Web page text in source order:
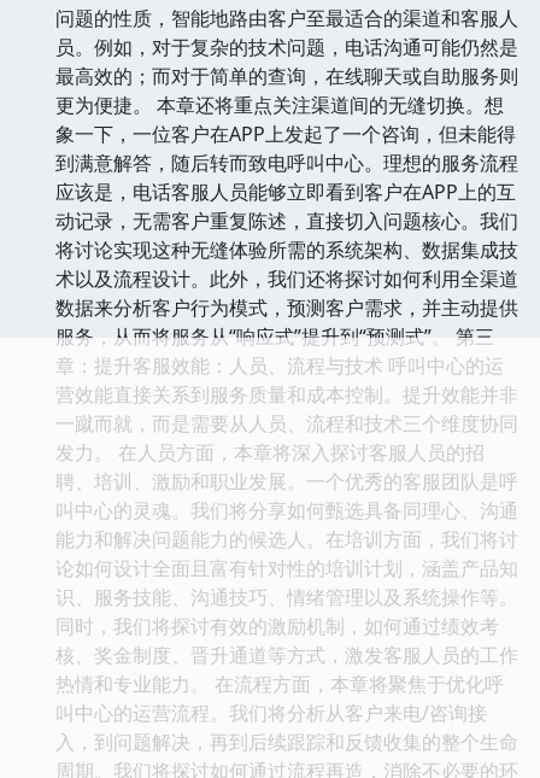
问题的性质，智能地路由客户至最适合的渠道和客服人
员。例如，对于复杂的技术问题，电话沟通可能仍然是
最高效的；而对于简单的查询，在线聊天或自助服务则
更为便捷。 本章还将重点关注渠道间的无缝切换。想
象一下，一位客户在APP上发起了一个咨询，但未能得
到满意解答，随后转而致电呼叫中心。理想的服务流程
应该是，电话客服人员能够立即看到客户在APP上的互
动记录，无需客户重复陈述，直接切入问题核心。我们
将讨论实现这种无缝体验所需的系统架构、数据集成技
术以及流程设计。此外，我们还将探讨如何利用全渠道
数据来分析客户行为模式，预测客户需求，并主动提供
服务，从而将服务从“响应式”提升到“预测式”。 第三
章：提升客服效能：人员、流程与技术 呼叫中心的运
营效能直接关系到服务质量和成本控制。提升效能并非
一蹴而就，而是需要从人员、流程和技术三个维度协同
发力。 在人员方面，本章将深入探讨客服人员的招
聘、培训、激励和职业发展。一个优秀的客服团队是呼
叫中心的灵魂。我们将分享如何甄选具备同理心、沟通
能力和解决问题能力的候选人。在培训方面，我们将讨
论如何设计全面且富有针对性的培训计划，涵盖产品知
识、服务技能、沟通技巧、情绪管理以及系统操作等。
同时，我们将探讨有效的激励机制，如何通过绩效考
核、奖金制度、晋升通道等方式，激发客服人员的工作
热情和专业能力。 在流程方面，本章将聚焦于优化呼
叫中心的运营流程。我们将分析从客户来电/咨询接
入，到问题解决，再到后续跟踪和反馈收集的整个生命
周期。我们将探讨如何通过流程再造，消除不必要的环